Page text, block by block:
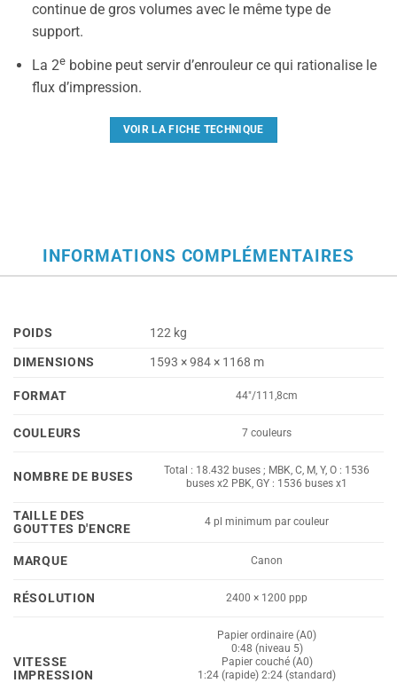
continue de gros volumes avec le même type de
support.
La 2ebobine peut servir d’enrouleur ce qui rationalise le
flux d’impression.
VOIR LA FICHE TECHNIQUE
INFORMATIONS COMPLÉMENTAIRES
POIDS
122 kg
DIMENSIONS
1593 × 984 × 1168 m
FORMAT 44"/111,8cm
COULEURS 7 couleurs
NOMBRE DE BUSES
Total : 18.432 buses ; MBK, C, M, Y, O : 1536
buses x2 PBK, GY : 1536 buses x1
TAILLE DES
GOUTTES D'ENCRE
4 pl minimum par couleur
MARQUE Canon
RÉSOLUTION 2400 × 1200 ppp
VITESSE
IMPRESSION
Papier ordinaire (A0)
0:48 (niveau 5)
Papier couché (A0)
1:24 (rapide) 2:24 (standard)